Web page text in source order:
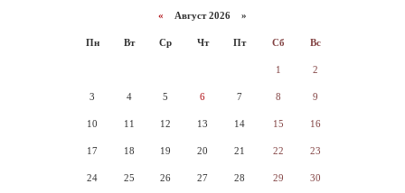
« Август 2026 »
Пн Вт Ср Чт Пт Сб Вс
1 2
3 4 5 6 7 8 9
10 11 12 13 14 15 16
17 18 19 20 21 22 23
24 25 26 27 28 29 30